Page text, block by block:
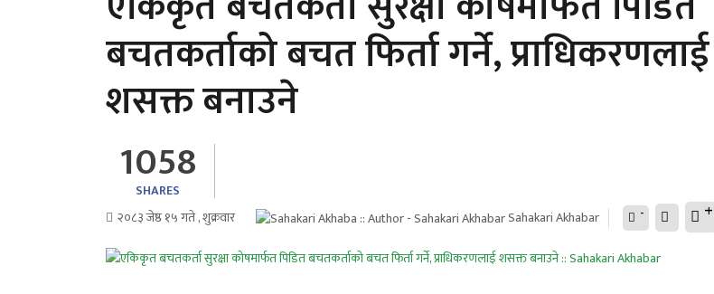
बचतकर्ताको बचत फिर्ता गर्ने, प्राधिकरणलाई
शसक्त बनाउने
1058
SHARES
२०८३ जेष्ठ १५ गते , शुक्रवार
Sahakari Akhabar - +